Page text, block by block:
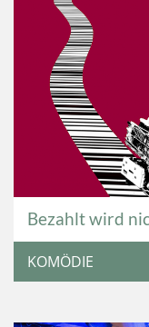
Bezahlt wird
KOMÖDIE